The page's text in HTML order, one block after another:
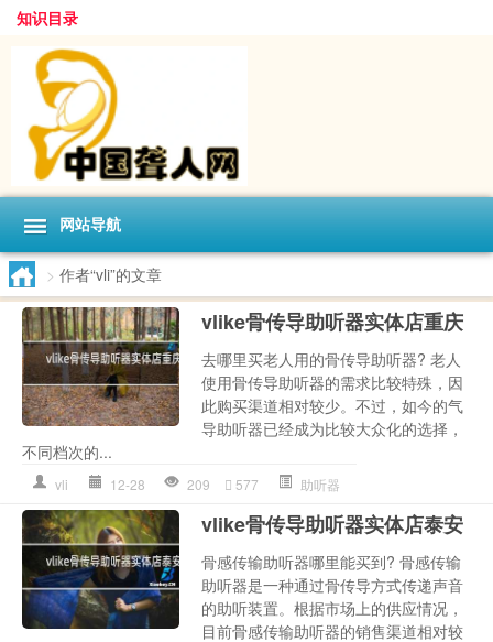
知识目录
网站导航
> 作者“vli”的文章
vlike骨传导助听器实体店重庆
去哪里买老人用的骨传导助听器? 老人
使用骨传导助听器的需求比较特殊，因
此购买渠道相对较少。不过，如今的气
导助听器已经成为比较大众化的选择，
不同档次的...
vli 12-28 209 577 助听器
vlike骨传导助听器实体店泰安
骨感传输助听器哪里能买到? 骨感传输
助听器是一种通过骨传导方式传递声音
的助听装置。根据市场上的供应情况，
目前骨感传输助听器的销售渠道相对较